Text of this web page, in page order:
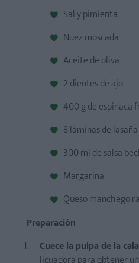
Sal y pimienta
Nuez moscada
Aceite de oliva
2 dientes de ajo
400 g de espinaca
8 láminas de
300 ml de salsa
Margarina
Queso manchego
Preparación
Cuece la pulpa de la